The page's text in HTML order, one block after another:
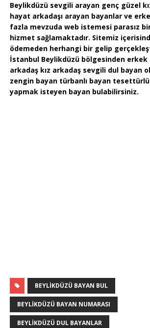
Beylikdüzü sevgili arayan genç güzel
hayat arkadaşı arayan bayanlar ve
fazla mevzuda web istemesi parasız
hizmet sağlamaktadır. Sitemiz
ödemeden herhangi bir gelip
İstanbul Beylikdüzü bölgesinden erkek
arkadaş kız arkadaş sevgili dul bayan
zengin bayan türbanlı bayan
yapmak isteyen bayan bulabilirsiniz.
BEYLIKDÜZÜ BAYAN BUL
BEYLIKDÜZÜ BAYAN NUMARASI
BEYLIKDÜZÜ DUL BAYANLAR